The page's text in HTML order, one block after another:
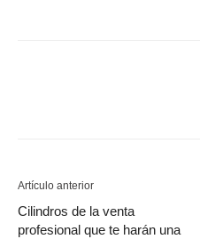
Artículo anterior
Cilindros de la venta
profesional que te harán una